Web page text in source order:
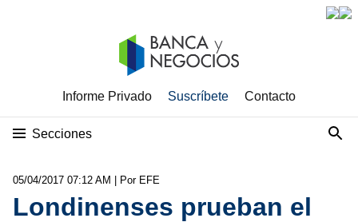
Informe Privado Suscríbete Contacto
Secciones
05/04/2017 07:12 AM | Por EFE
Londinenses prueban el